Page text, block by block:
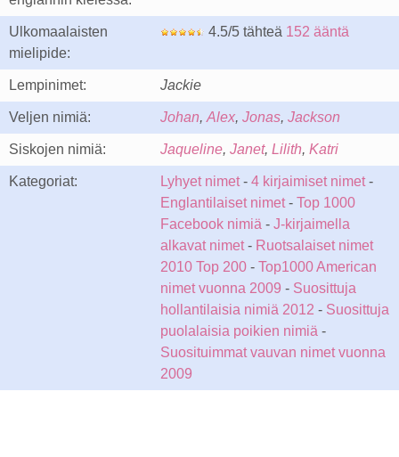
Ulkomaalaisten
mielipide:
4.5/5 tähteä 152 ääntä
Lempinimet: Jackie
Veljen nimiä: Johan, Alex, Jonas, Jackson
Siskojen nimiä: Jaqueline, Janet, Lilith, Katri
Kategoriat: Lyhyet nimet- 4 kirjaimiset nimet-
Englantilaiset nimet- Top 1000
Facebook nimiä - J-kirjaimella
alkavat nimet- Ruotsalaiset nimet
2010 Top 200 - Top1000 American
nimet vuonna 2009 - Suosittuja
hollantilaisia nimiä 2012 - Suosittuja
puolalaisia poikien nimiä -
Suosituimmat vauvan nimet vuonna
2009